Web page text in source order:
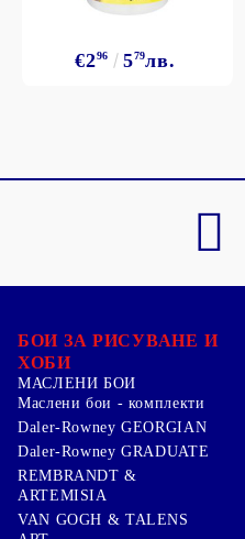
€296 579лв.
БОИ ЗА РИСУВАНЕ И
ХОБИ
МАСЛЕНИ БОИ
Маслени бои - комплекти
Daler-Rowney GEORGIAN
Daler-Rowney GRADUATE
REMBRANDT &
ARTEMISIA
VAN GOGH & TALENS